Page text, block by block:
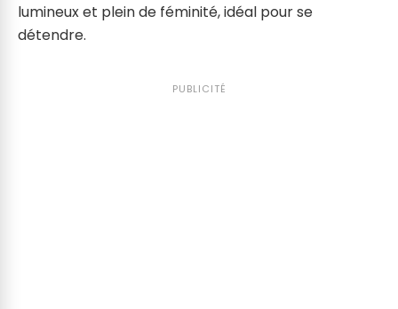
lumineux et plein de féminité, idéal pour se
détendre.
PUBLICITÉ